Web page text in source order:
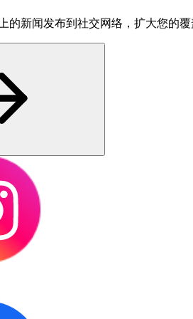
的新闻发布到社交网络，扩大您的覆